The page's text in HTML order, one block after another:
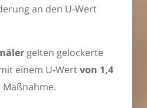
an den U-Wert
gelten gelockerte
einem U-Wertvon 1,4
Maßnahme.